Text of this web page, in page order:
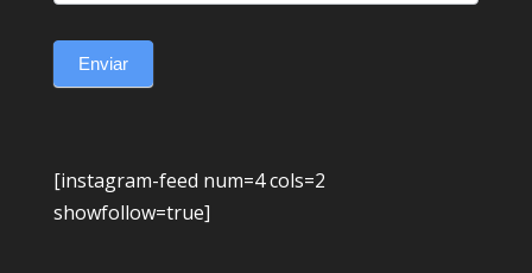
Enviar
[instagram-feed num=4 cols=2
showfollow=true]